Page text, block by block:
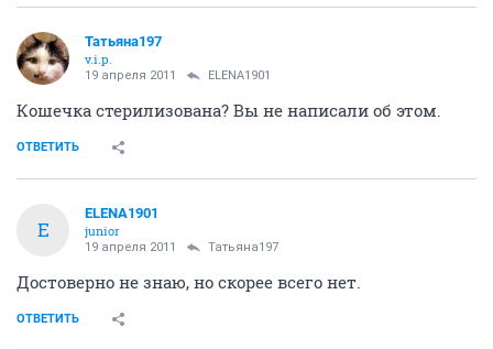
Татьяна197
v.i.p.
19 апреля 2011 ELENA1901
Кошечка стерилизована? Вы не написали об этом.
ОТВЕТИТЬ
E
ELENA1901
junior
19 апреля 2011 Татьяна197
Достоверно не знаю, но скорее всего нет.
ОТВЕТИТЬ